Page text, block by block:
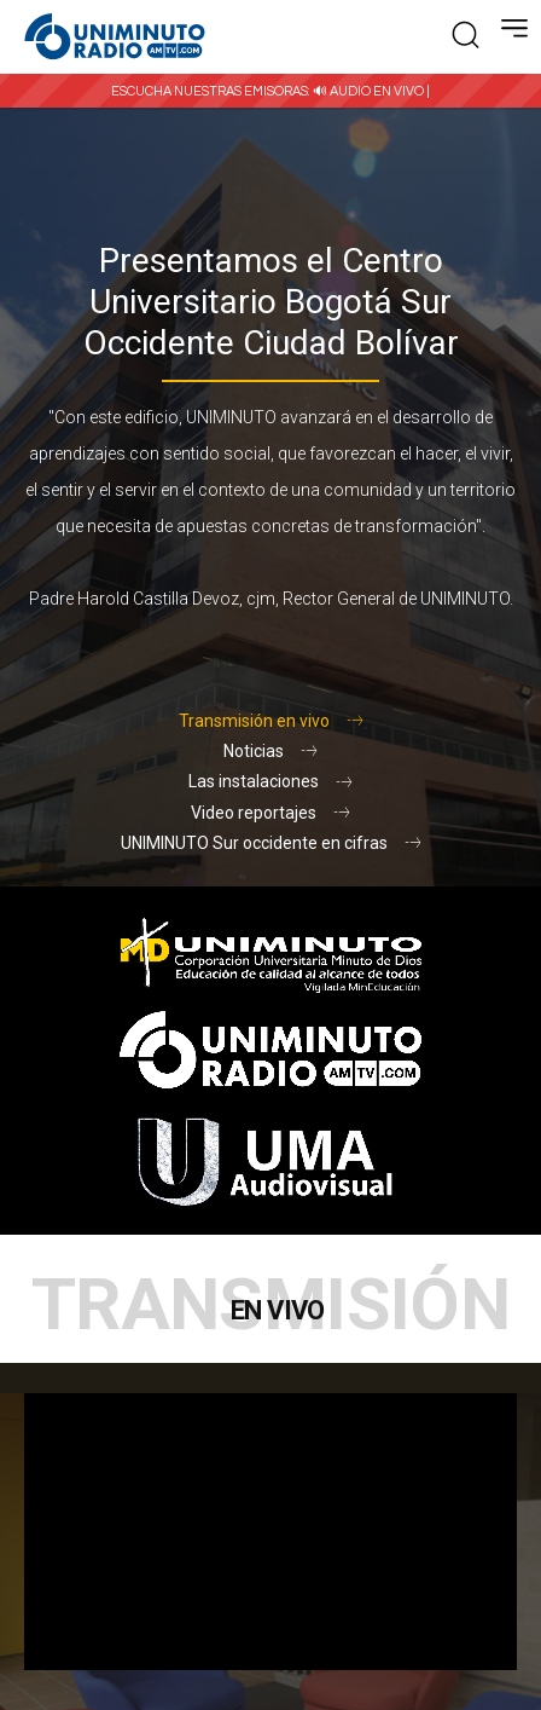
ESCUCHA NUESTRAS EMISORAS: 🔊 AUDIO EN VIVO |
Presentamos el Centro
Universitario Bogotá Sur
Occidente Ciudad Bolívar
"Con este edificio, UNIMINUTO avanzará en el desarrollo de
aprendizajes con sentido social, que favorezcan el hacer, el vivir,
el sentir y el servir en el contexto de una comunidad y un territorio
que necesita de apuestas concretas de transformación".
Padre Harold Castilla Devoz, cjm, Rector General de UNIMINUTO.
Transmisión en vivo
Noticias
Las instalaciones
Video reportajes
UNIMINUTO Sur occidente en cifras
EN VIVO
TRANSMISIÓN